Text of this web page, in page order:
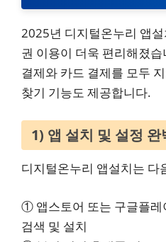
2025년 디지털온누리 앱
권 이용이 더욱 편리해졌
결제와 카드 결제를 모두
찾기 기능도 제공합니다.
1) 앱 설치 및 설정
디지털온누리 앱설치는 다
① 앱스토어 또는 구글플레
검색 및 설치